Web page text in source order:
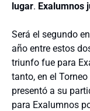
lugar. Exalumnos
Será el segundo
año entre estos
triunfo fue para
tanto, en el
presentó a su
para Exalumnos